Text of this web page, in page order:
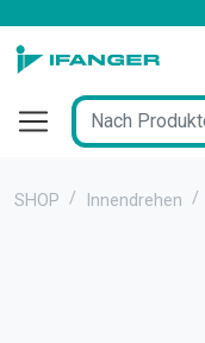
SHOP Innendrehen